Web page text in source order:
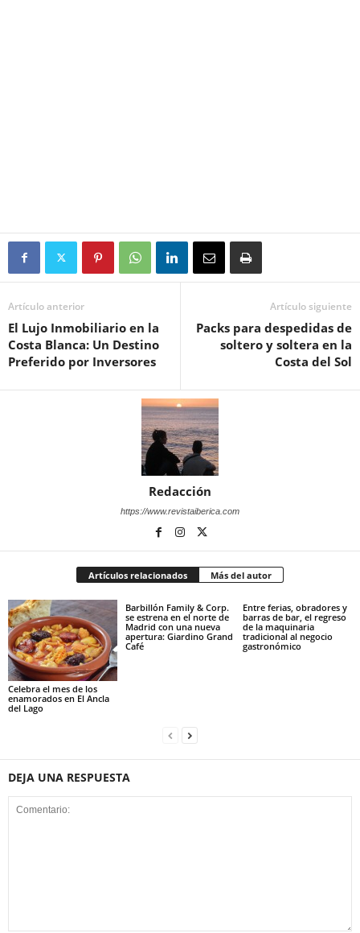
Artículo anterior
El Lujo Inmobiliario en la
Costa Blanca: Un Destino
Preferido por Inversores
Artículo siguiente
Packs para despedidas de
soltero y soltera en la
Costa del Sol
Redacción
https://www.revistaiberica.com
Artículos relacionados Más del autor
Celebra el mes de los
enamorados en El Ancla
del Lago
Barbillón Family & Corp.
se estrena en el norte de
Madrid con una nueva
apertura: Giardino Grand
Café
Entre ferias, obradores y
barras de bar, el regreso
de la maquinaria
tradicional al negocio
gastronómico
DEJA UNA RESPUESTA